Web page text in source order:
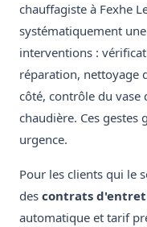
chauffagiste à Fexhe
systématiquement
interventions :
réparation, nettoyage
côté, contrôle du vase
chaudière. Ces
urgence.
Pour les clients qui le
des contrats
automatique et tarif